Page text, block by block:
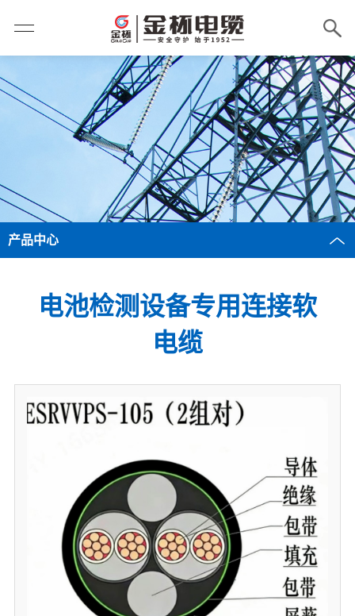
产品中心
电池检测设备专用连接软
电缆